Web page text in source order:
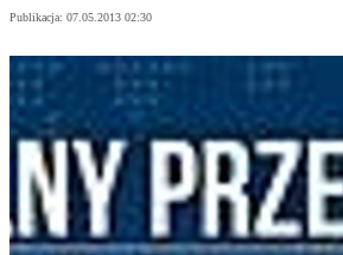
Publikacja: 07.05.2013 02:30